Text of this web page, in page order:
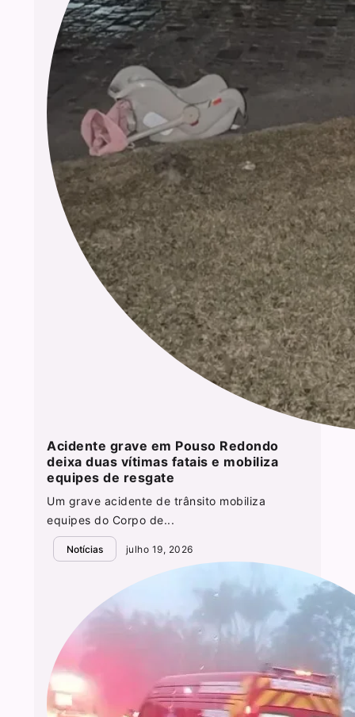
Acidente grave em Pouso Redondo
deixa duas vítimas fatais e mobiliza
equipes de resgate
Um grave acidente de trânsito mobiliza
equipes do Corpo de...
Notícias julho 19, 2026